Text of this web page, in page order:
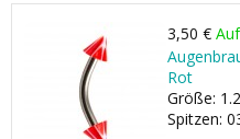
3,50 €
Rot
Größe:
Spitzen: